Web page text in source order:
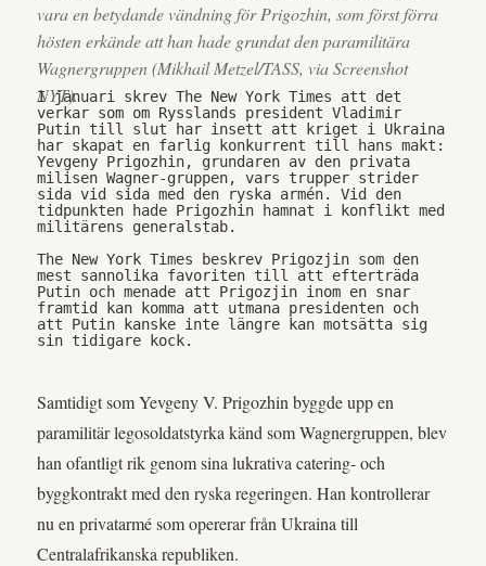
vara en betydande vändning för Prigozhin, som först förra
hösten erkände att han hade grundat den paramilitära
Wagnergruppen (Mikhail Metzel/TASS, via Screenshot
NYT).
I januari skrev The New York Times att det
verkar som om Rysslands president Vladimir
Putin till slut har insett att kriget i Ukraina
har skapat en farlig konkurrent till hans makt:
Yevgeny Prigozhin, grundaren av den privata
milisen Wagner-gruppen, vars trupper strider
sida vid sida med den ryska armén. Vid den
tidpunkten hade Prigozhin hamnat i konflikt med
militärens generalstab.
The New York Times beskrev Prigozjin som den
mest sannolika favoriten till att efterträda
Putin och menade att Prigozjin inom en snar
framtid kan komma att utmana presidenten och
att Putin kanske inte längre kan motsätta sig
sin tidigare kock.
Samtidigt som Yevgeny V. Prigozhin byggde upp en
paramilitär legosoldatstyrka känd som Wagnergruppen, blev
han ofantligt rik genom sina lukrativa catering- och
byggkontrakt med den ryska regeringen. Han kontrollerar
nu en privatarmé som opererar från Ukraina till
Centralafrikanska republiken.